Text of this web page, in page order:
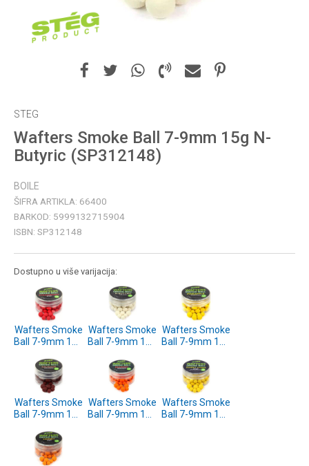
STEG
Wafters Smoke Ball 7-9mm 15g N-
Butyric (SP312148)
BOILE
ŠIFRA ARTIKLA: 66400
BARKOD: 5999132715904
ISBN: SP312148
Dostupno u više varijacija:
Wafters Smoke
Ball 7-9mm 15g
(SP312149)
Wafters Smoke
Ball 7-9mm 15g
(SP312148)
Wafters Smoke
Ball 7-9mm 15g
(SP312147)
Wafters Smoke
Ball 7-9mm 15g
(SP312146)
Wafters Smoke
Ball 7-9mm 15g
Wafters Smoke
Ball 7-9mm 15g